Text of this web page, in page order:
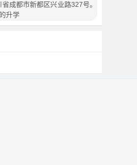
成都市新都区兴业路327号。
升学